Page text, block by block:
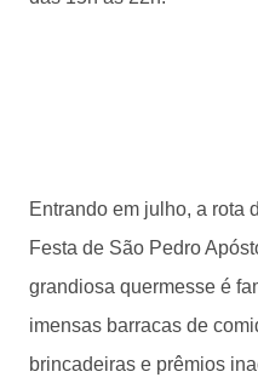
Entrando em julho, a rota
Festa de São Pedro
grandiosa quermesse é
imensas barracas de
brincadeiras e prêmios